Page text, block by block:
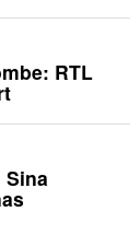
RTL
Sina